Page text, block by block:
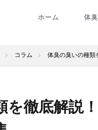
ホーム 体
コラム 体臭の臭いの種類
を徹底解説